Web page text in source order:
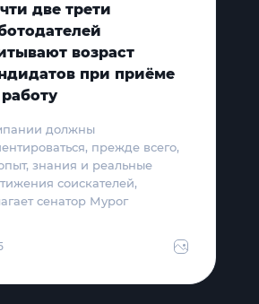
две трети
возраст
при приёме
должны
прежде всего,
знания и реальные
соискателей,
сенатор Мурог